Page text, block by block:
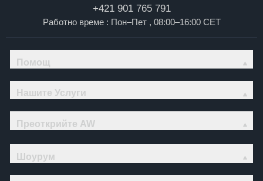
+421 901 765 791
Работно време : Пон–Пет , 08:00–16:00 CET
Помощ
Нашите Услуги
Преоткрийте AW
Шоурум